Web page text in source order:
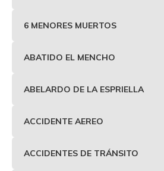
6 MENORES MUERTOS
ABATIDO EL MENCHO
ABELARDO DE LA ESPRIELLA
ACCIDENTE AEREO
ACCIDENTES DE TRÁNSITO